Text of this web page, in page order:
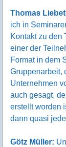
Thomas
ich in
Kontakt zu den
einer der
Format in dem
Gruppenarbeit,
Unternehmen
auch gesagt,
erstellt worden
dann quasi
Götz Müller: